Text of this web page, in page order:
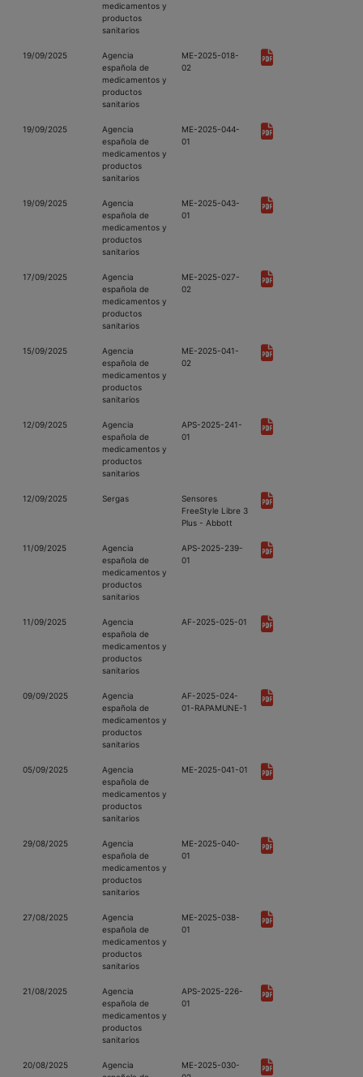
medicamentos y
productos
sanitarios
19/09/2025
Agencia
española de
medicamentos y
productos
sanitarios
ME-2025-018-
02
19/09/2025
Agencia
española de
medicamentos y
productos
sanitarios
ME-2025-044-
01
19/09/2025
Agencia
española de
medicamentos y
productos
sanitarios
ME-2025-043-
01
17/09/2025
Agencia
española de
medicamentos y
productos
sanitarios
ME-2025-027-
02
15/09/2025
Agencia
española de
medicamentos y
productos
sanitarios
ME-2025-041-
02
12/09/2025
Agencia
española de
medicamentos y
productos
sanitarios
APS-2025-241-
01
12/09/2025 Sergas
Sensores
FreeStyle Libre 3
Plus - Abbott
11/09/2025
Agencia
española de
medicamentos y
productos
sanitarios
APS-2025-239-
01
11/09/2025
Agencia
española de
medicamentos y
productos
sanitarios
AF-2025-025-01
09/09/2025
Agencia
española de
medicamentos y
productos
sanitarios
AF-2025-024-
01-RAPAMUNE-1
05/09/2025
Agencia
española de
medicamentos y
productos
sanitarios
ME-2025-041-01
29/08/2025
Agencia
española de
medicamentos y
productos
sanitarios
ME-2025-040-
01
27/08/2025
Agencia
española de
medicamentos y
productos
sanitarios
ME-2025-038-
01
21/08/2025
Agencia
española de
medicamentos y
productos
sanitarios
APS-2025-226-
01
20/08/2025
Agencia
ME-2025-030-